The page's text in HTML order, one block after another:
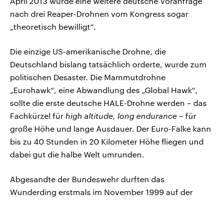
nach drei Reaper-Drohnen vom Kongress sogar
„theoretisch bewilligt“.
Die einzige US-amerikanische Drohne, die
Deutschland bislang tatsächlich orderte, wurde zum
politischen Desaster. Die Mammutdrohne
„Eurohawk“, eine Abwandlung des „Global Hawk“,
sollte die erste deutsche HALE-Drohne werden – das
Fachkürzel für high altitude, long endurance – für
große Höhe und lange Ausdauer. Der Euro-Falke kann
bis zu 40 Stunden in 20 Kilometer Höhe fliegen und
dabei gut die halbe Welt umrunden.
Abgesandte der Bundeswehr durften das
Wunderding erstmals im November 1999 auf der